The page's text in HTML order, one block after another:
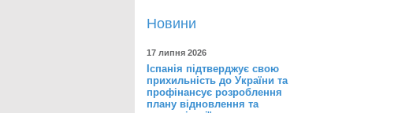
Новини
17 липня 2026
Іспанія підтверджує свою
прихильність до України та
профінансує розроблення
плану відновлення та